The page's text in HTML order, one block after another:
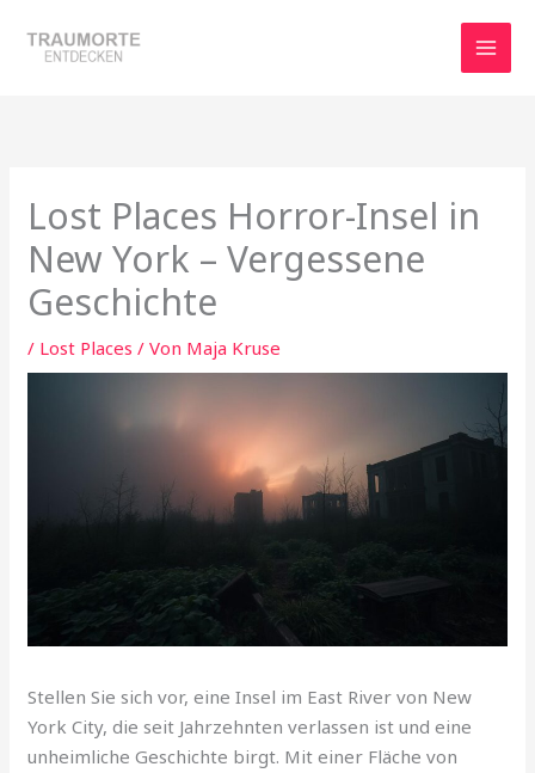
Inhalt
Lost Places Horror-Insel in
New York – Vergessene
Geschichte
/ Lost Places / Von Maja Kruse
Stellen Sie sich vor, eine Insel im East River von New
York City, die seit Jahrzehnten verlassen ist und eine
unheimliche Geschichte birgt. Mit einer Fläche von